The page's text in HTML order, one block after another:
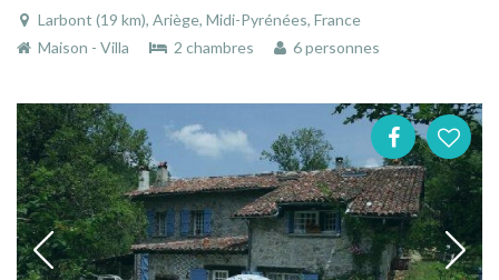
Larbont (19 km), Ariège, Midi-Pyrénées, France
Maison - Villa
2 chambres 6 personnes